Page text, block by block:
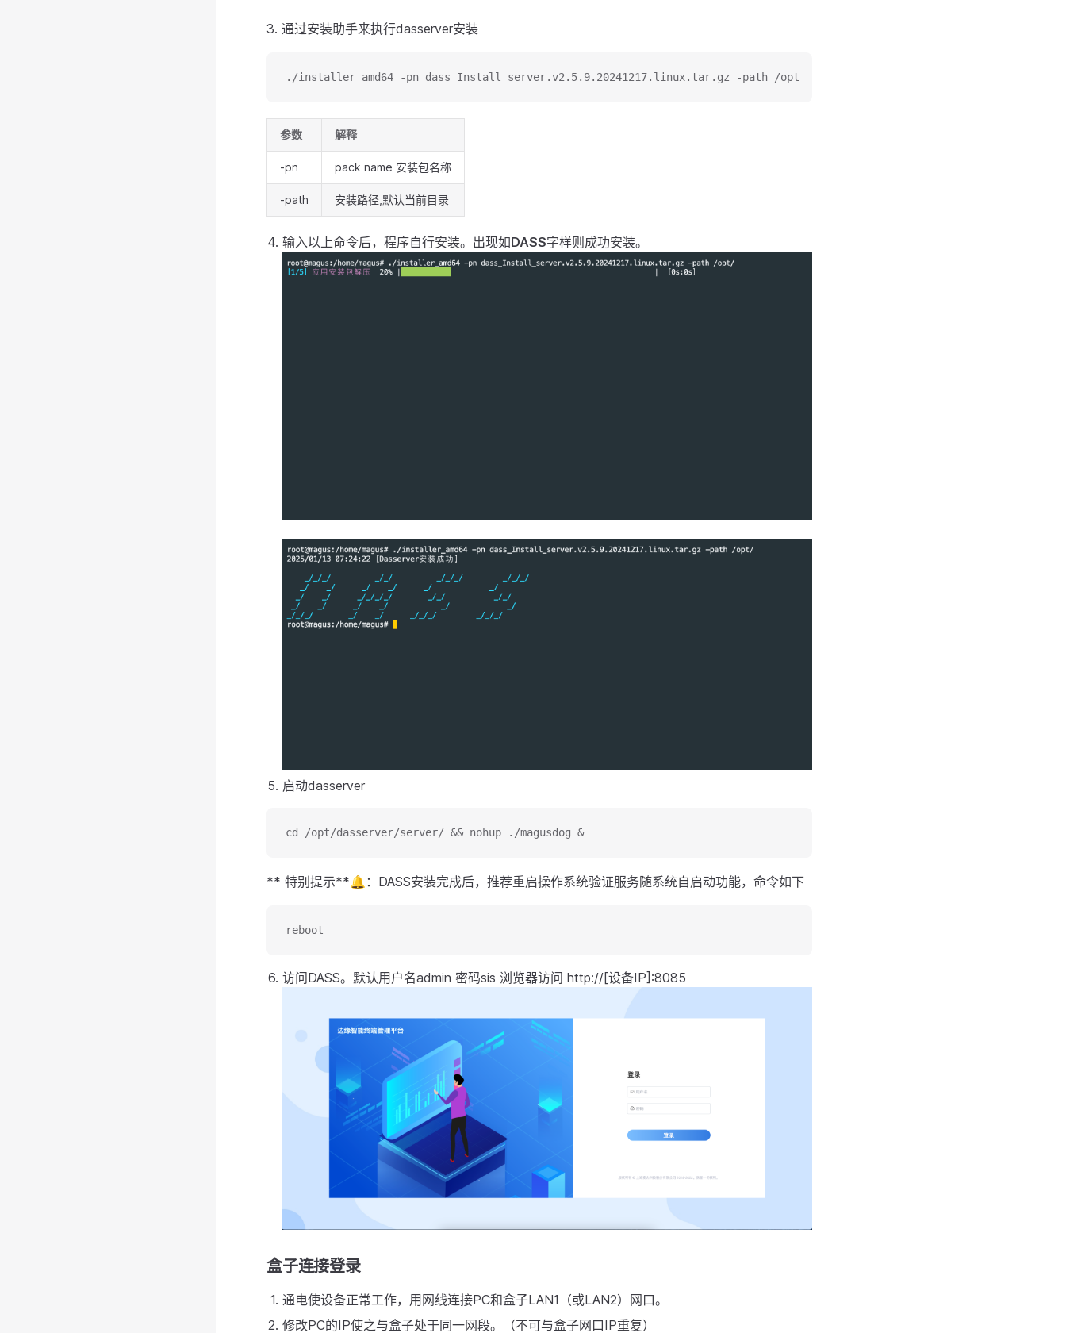
3. 通过安装助手来执行dasserver安装
./installer_amd64 -pn dass_Install_server.v2.5.9.20241217.linux.tar.gz -path /opt
参数 解释
-pn pack name 安装包名称
-path 安装路径,默认当前目录
输入以上命令后，程序自行安装。出现如DASS字样则成功安装。
启动dasserver
cd /opt/dasserver/server/ && nohup ./magusdog &
** 特别提示**🔔：DASS安装完成后，推荐重启操作系统验证服务随系统自启动功能，命令如下
reboot
访问DASS。默认用户名admin 密码sis 浏览器访问 http://[设备IP]:8085
盒子连接登录
通电使设备正常工作，用网线连接PC和盒子LAN1（或LAN2）网口。
修改PC的IP使之与盒子处于同一网段。（不可与盒子网口IP重复）